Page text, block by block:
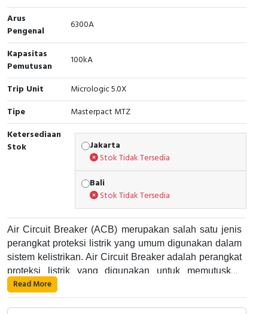
Cam Switch
RFID
Capacitive Sensors
Safety Switch
Radio Frequency
Arus
Pengenal
6300A
Kapasitas
Pemutusan
100kA
Trip Unit
Micrologic 5.0X
Tipe
Masterpact MTZ
Ketersediaan
Stok
Jakarta
Stok Tidak Tersedia
Bali
Stok Tidak Tersedia
Air Circuit Breaker (ACB) merupakan salah satu jenis
perangkat proteksi listrik yang umum digunakan dalam
sistem kelistrikan. Air Circuit Breaker adalah perangkat
proteksi listrik yang digunakan untuk memutuskan
aliran listrik pada suatu rangkaian listrik saat terjadi
gangguan atau kelebihan arus. Alat ini umumnya
digunakan di dalam panel listrik industri dan dapat
Air Circuit Breaker bekerja dengan cara memutuskan
aliran listrik pada suatu rangkaian listrik saat terjadi
Read More